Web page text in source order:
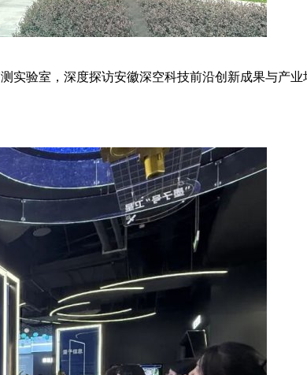
实验室，深度探访安徽深空科技前沿创新成果与产